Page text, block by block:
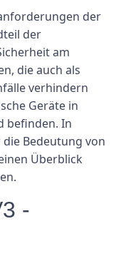
der
der
am
die auch als
verhindern
Geräte in
befinden. In
Bedeutung von
Überblick
-